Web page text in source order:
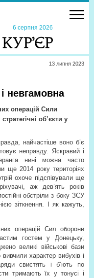
6 серпня 2026
13 липня 2023
невгамовна
операцій Сили
об’єкти у
найчастіше воно б’є
неправду. Яскравий і
нині можна часто
ще 2014 року територіях
охоче підспівували ще
аж дев’ять років
обстріли з боку ЗСУ
зіткнення. І як кажуть,
операцій Сил оборони
гостем у Донецьку,
великі військові бази
характер вибухів і
свистять і б’ють по
тримають їх у тонусі і